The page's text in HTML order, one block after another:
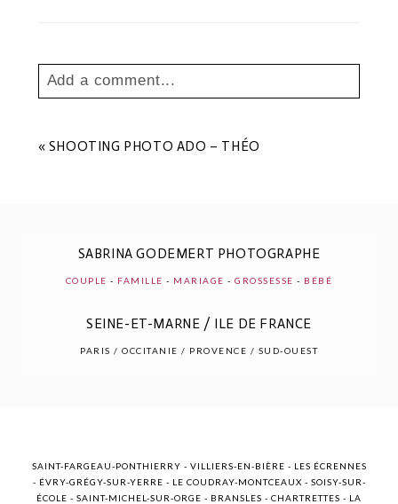
Add a comment...
Les champs marqués sont requis *
POST COMMENT
« SHOOTING PHOTO ADO – THÉO
SABRINA GODEMERT PHOTOGRAPHE
COUPLE - FAMILLE - MARIAGE -GROSSESSE - BÉBÉ
SEINE-ET-MARNE / ILE DE FRANCE
PARIS / OCCITANIE / PROVENCE / SUD-OUEST
SAINT-FARGEAU-PONTHIERRY - VILLIERS-EN-BIÈRE - LES ÉCRENNES
- ÉVRY-GRÉGY-SUR-YERRE - LE COUDRAY-MONTCEAUX - SOISY-SUR-
ÉCOLE - SAINT-MICHEL-SUR-ORGE - BRANSLES - CHARTRETTES - LA